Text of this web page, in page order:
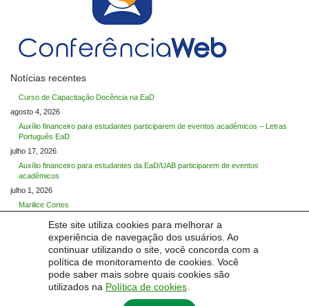
Este site utiliza cookies para melhorar a
experiência de navegação dos usuários. Ao
continuar utilizando o site, você concorda com a
política de monitoramento de cookies. Você
pode saber mais sobre quais cookies são
utilizados na Política de cookies
Notícias recentes
Curso de Capacitação Docência na EaD
agosto 4, 2026
Auxílio financeiro para estudantes participarem de eventos acadêmicos – Letras
Português EaD
julho 17, 2026
Auxílio financeiro para estudantes da EaD/UAB participarem de eventos
acadêmicos
julho 1, 2026
Marilice Cortes
Maria Cristina Graeff Wernz
maio 27, 2026
Categorias